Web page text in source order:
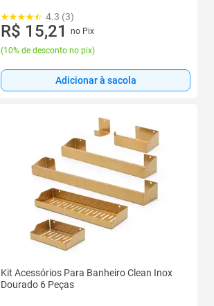
4.3 (3)
R$ 15,21
no Pix
(10% de desconto no pix)
Adicionar à sacola
Kit Acessórios Para Banheiro Clean Inox
Dourado 6 Peças